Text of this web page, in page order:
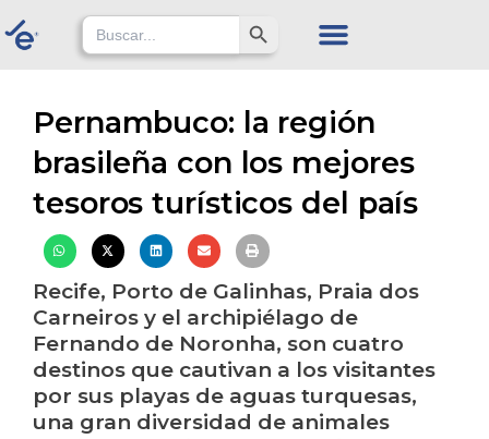
to
Search
for:
Search Button
Pernambuco: la región
brasileña con los mejores
tesoros turísticos del país
Recife, Porto de Galinhas, Praia dos
Carneiros y el archipiélago de
Fernando de Noronha, son cuatro
destinos que cautivan a los visitantes
por sus playas de aguas turquesas,
una gran diversidad de animales